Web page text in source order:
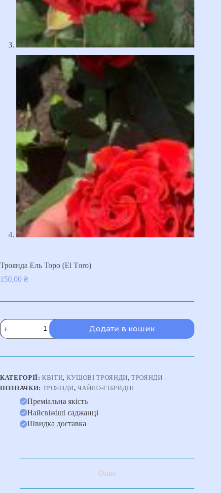
Троянда Ель Торо (El Тoro)
150,00 ₴
Троянда
Ель
Торо
Тoro)
Додати в кошик
КАТЕГОРІЇ:КВІТИ, КУЩОВІ ТРОЯНДИ,ТРОЯНДИ
ПОЗНАЧКИ: ТРОЯНДИ,ЧАЙНО-ГІБРИДНІ
Преміальна якість
Найсвіжіші саджанці
Швидка доставка
Опис